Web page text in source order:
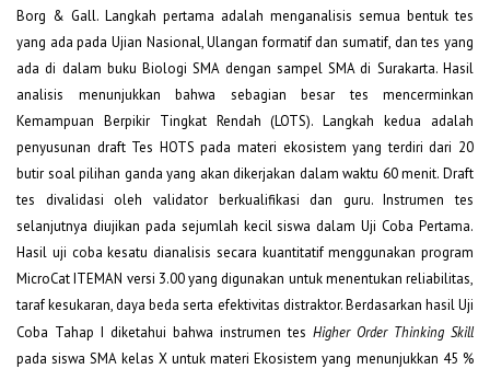
Borg & Gall. Langkah pertama adalah menganalisis semua bentuk tes
yang ada pada Ujian Nasional, Ulangan formatif dan sumatif, dan tes yang
ada di dalam buku Biologi SMA dengan sampel SMA di Surakarta. Hasil
analisis menunjukkan bahwa sebagian besar tes mencerminkan
Kemampuan Berpikir Tingkat Rendah (LOTS). Langkah kedua adalah
penyusunan draft Tes HOTS pada materi ekosistem yang terdiri dari 20
butir soal pilihan ganda yang akan dikerjakan dalam waktu 60 menit. Draft
tes divalidasi oleh validator berkualifikasi dan guru. Instrumen tes
selanjutnya diujikan pada sejumlah kecil siswa dalam Uji Coba Pertama.
Hasil uji coba kesatu dianalisis secara kuantitatif menggunakan program
MicroCat ITEMAN versi 3.00 yang digunakan untuk menentukan reliabilitas,
taraf kesukaran, daya beda serta efektivitas distraktor. Berdasarkan hasil Uji
Coba Tahap I diketahui bahwa instrumen tes Higher Order Thinking Skill
pada siswa SMA kelas X untuk materi Ekosistem yang menunjukkan 45 %